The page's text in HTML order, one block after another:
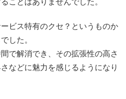
ビス特有のクセ？というものか
した。
で解消でき、その拡張性の高さ
などに魅力を感じるようになり